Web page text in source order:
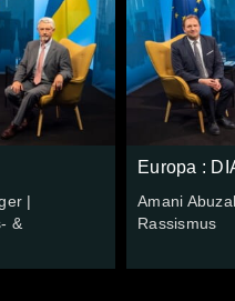
|
&
Europa :
Amani
Rassismus